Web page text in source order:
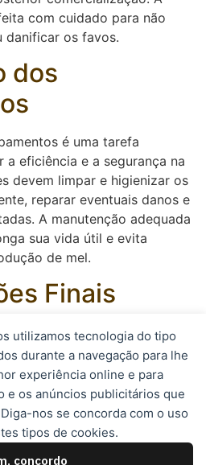
utilizamos tecnologia do tipo
durante a navegação para lhe
experiência online e para
e os anúncios publicitários que
nos se concorda com o uso
tipos de cookies.
concordo
com cuidado para não
danificar os favos.
dos
é uma tarefa
eficiência e a segurança na
devem limpar e higienizar os
reparar eventuais danos e
A manutenção adequada
sua vida útil e evita
de mel.
Finais
atentos às tarefas diárias na
sucesso de suas colmeias e a
A realização regular das
essencial para manter as
produtivas e os
os resultados obtidos.